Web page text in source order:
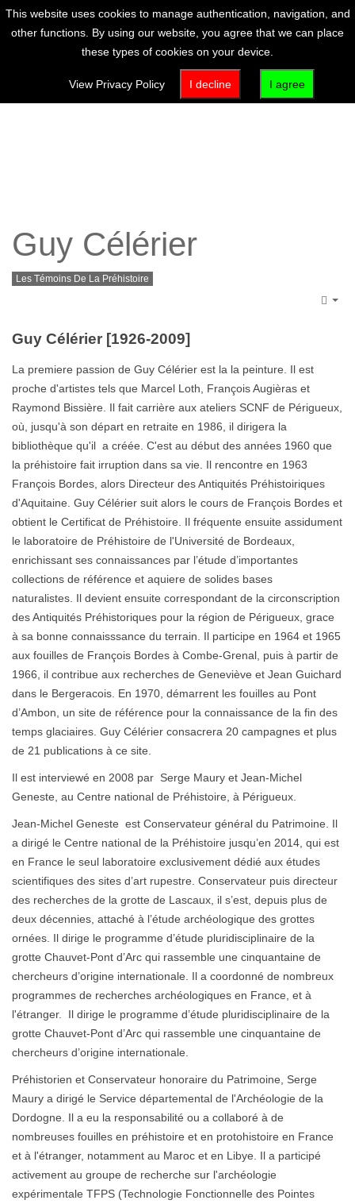
Guy Célérier
Les Témoins De La Préhistoire
Guy Célérier [1926-2009]
La premiere passion de Guy Célérier est la la peinture. Il est
proche d'artistes tels que Marcel Loth, François Augièras et
Raymond Bissière. Il fait carrière aux ateliers SCNF de Périgueux,
où, jusqu'à son départ en retraite en 1986, il dirigera la
bibliothèque qu'il a créée. C'est au début des années 1960 que
la préhistoire fait irruption dans sa vie. Il rencontre en 1963
François Bordes, alors Directeur des Antiquités Préhistoiriques
d'Aquitaine. Guy Célérier suit alors le cours de François Bordes et
obtient le Certificat de Préhistoire. Il fréquente ensuite assidument
le laboratoire de Préhistoire de l'Université de Bordeaux,
enrichissant ses connaissances par l’étude d’importantes
collections de référence et aquiere de solides bases
naturalistes. Il devient ensuite correspondant de la circonscription
des Antiquités Préhistoriques pour la région de Périgueux, grace
à sa bonne connaisssance du terrain. Il participe en 1964 et 1965
aux fouilles de François Bordes à Combe-Grenal, puis à partir de
1966, il contribue aux recherches de Geneviève et Jean Guichard
dans le Bergeracois. En 1970, démarrent les fouilles au Pont
d’Ambon, un site de référence pour la connaissance de la fin des
temps glaciaires. Guy Célérier consacrera 20 campagnes et plus
de 21 publications à ce site.
Il est interviewé en 2008 par Serge Maury et Jean-Michel
Geneste, au Centre national de Préhistoire, à Périgueux.
Jean-Michel Geneste est Conservateur général du Patrimoine. Il
a dirigé le Centre national de la Préhistoire jusqu’en 2014, qui est
en France le seul laboratoire exclusivement dédié aux études
scientifiques des sites d’art rupestre. Conservateur puis directeur
des recherches de la grotte de Lascaux, il s’est, depuis plus de
deux décennies, attaché à l’étude archéologique des grottes
ornées. Il dirige le programme d’étude pluridisciplinaire de la
grotte Chauvet-Pont d’Arc qui rassemble une cinquantaine de
chercheurs d’origine internationale. Il a coordonné de nombreux
programmes de recherches archéologiques en France, et à
l'étranger. Il dirige le programme d’étude pluridisciplinaire de la
grotte Chauvet-Pont d’Arc qui rassemble une cinquantaine de
chercheurs d’origine internationale.
Préhistorien et Conservateur honoraire du Patrimoine, Serge
Maury a dirigé le Service départemental de l'Archéologie de la
Dordogne. Il a eu la responsabilité ou a collaboré à de
nombreuses fouilles en préhistoire et en protohistoire en France
et à l'étranger, notamment au Maroc et en Libye. Il a participé
activement au groupe de recherche sur l'archéologie
expérimentale TFPS (Technologie Fonctionnelle des Pointes
This website uses cookies to manage authentication, navigation, and
other functions. By using our website, you agree that we can place
these types of cookies on your device.
View Privacy Policy I decline I agree